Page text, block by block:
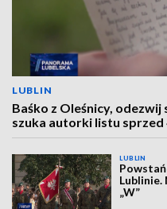
LUBLIN
Baśko z Oleśnicy,
szuka autorki listu sprzed
LUBLIN
Lublinie.
„W”